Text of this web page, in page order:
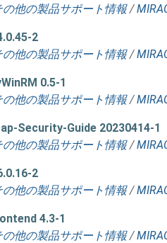
の他の製品サポート情報 /
2
の他の製品サポート情報 /
0.5-1
の他の製品サポート情報 /
Security-Guide 20230414-1
の他の製品サポート情報 /
2
の他の製品サポート情報 /
4.3-1
の他の製品サポート情報 /